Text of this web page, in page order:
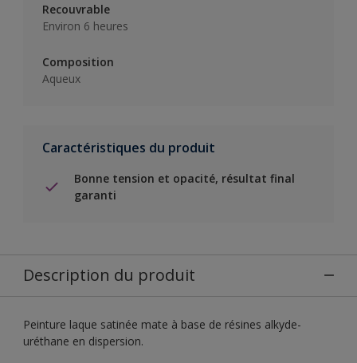
Recouvrable
Environ 6 heures
Composition
Aqueux
Caractéristiques du produit
Bonne tension et opacité, résultat final
garanti
Description du produit
Peinture laque satinée mate à base de résines alkyde-
uréthane en dispersion.